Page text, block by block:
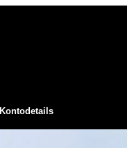
Kontodetails